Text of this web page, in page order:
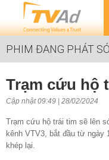
PHIM ĐANG PHÁT
Trạm cứu hộ
Cập nhật 09:49 | 28/02/2024
Trạm cứu hộ trái tim sẽ lên
kênh VTV3, bắt đầu từ ngày
khép lại.